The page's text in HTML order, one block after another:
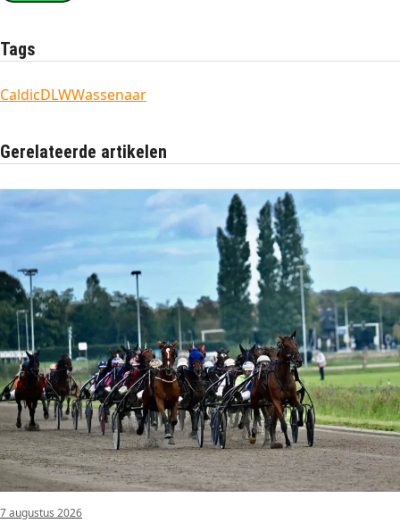
Tags
CaldicDLWWassenaar
Gerelateerde artikelen
7 augustus 2026